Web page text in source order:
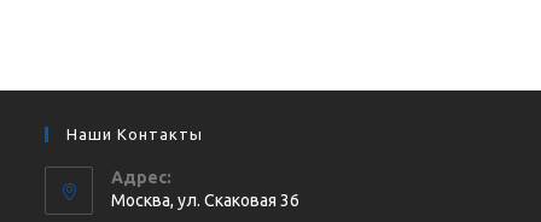
Наши Контакты
Адрес:
Москва, ул. Cкаковая 36